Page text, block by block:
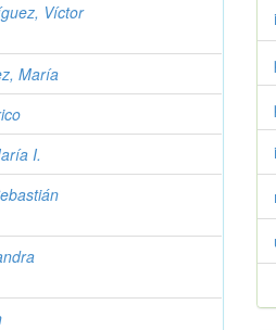
Víctor
María
I.